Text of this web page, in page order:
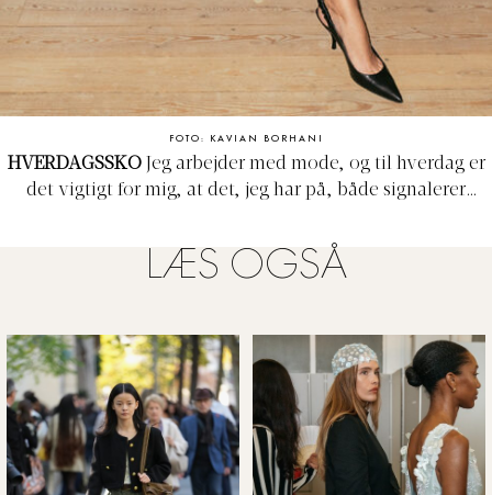
FOTO: KAVIAN BORHANI
HVERDAGSSKO Jeg arbejder med mode, og til hverdag er
det vigtigt for mig, at det, jeg har på, både signalerer
hverdag elsker jeg kombinationen af jeans og en skjorte
eller blazer med detaljer tilsat en stilet med en behagelig
Chanel-pumps. Mine skiller sig dog lidt ud, da snuden er i
guld og selve skoen i sort satin. De ideelle kontorsko, da
jeg uden problemer kan have dem på en hel dag.
LÆS OGSÅ